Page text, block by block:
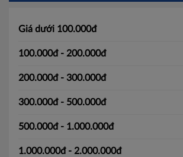
Giá dưới 100.000đ
100.000đ - 200.000đ
200.000đ - 300.000đ
300.000đ - 500.000đ
500.000đ - 1.000.000đ
1.000.000đ - 2.000.000đ